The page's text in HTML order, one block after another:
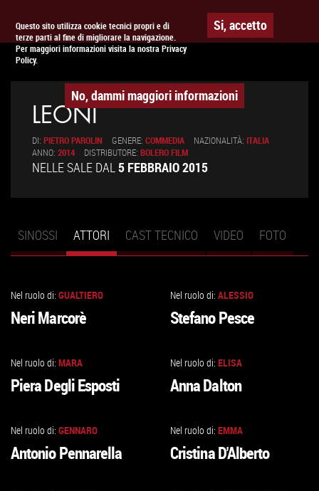
Questo sito utilizza cookie tecnici propri e di
terze parti al fine di migliorare la navigazione.
Per maggiori informazioni visita la nostra Privacy
Policy.
Si, accetto
No, dammi maggiori informazioni
APPUNTAMENTO AL CINEMA
LEONI
DI: PIETRO PAROLIN GENERE: COMMEDIA NAZIONALITÀ: ITALIA
ANNO: 2014 DISTRIBUTORE: BOLERO FILM
NELLE SALE DAL5 FEBBRAIO 2015
Schede primarie
SINOSSI ATTORI (SCHEDA
ATTIVA)
CAST TECNICO VIDEO FOTO
ALLA
Nel ruolo di: GUALTIERO
Neri Marcorè
ALLA
Nel ruolo di: ALESSIO
Stefano Pesce
ALLA
Nel ruolo di: MARA
Piera Degli Esposti
ALLA
Nel ruolo di: ELISA
Anna Dalton
ALLA
Nel ruolo di: GENNARO
Antonio Pennarella
ALLA
Nel ruolo di: EMMA
Cristina D'Alberto